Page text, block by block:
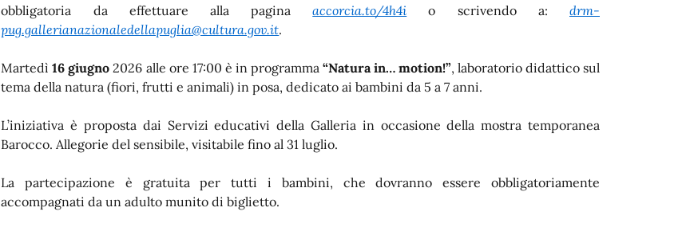
obbligatoria da effettuare alla paginaaccorcia.to/4h4i o scrivendo a: drm-
pug.gallerianazionaledellapuglia@cultura.gov.it.
Martedì16 giugno 2026 alle ore 17:00 è in programma “Natura in… motion!”, laboratorio didattico sul
tema della natura (fiori, frutti e animali) in posa, dedicato ai bambini da 5 a 7 anni.
L’iniziativa è proposta dai Servizi educativi della Galleria in occasione della mostra temporanea
Barocco. Allegorie del sensibile, visitabile fino al 31 luglio.
La partecipazione è gratuita per tutti i bambini, che dovranno essere obbligatoriamente
accompagnati da un adulto munito di biglietto.